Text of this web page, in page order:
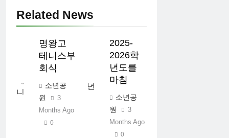
Related News
명왕고
테니스부
회식
소년공
원
3
Months Ago
0
2025-
2026학
년도를
마침
소년공
원
3
Months Ago
0